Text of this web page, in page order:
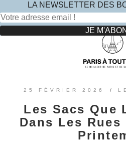
Rechercher :
Skip
OÙ MANGER DANS LE MARAIS
OÙ MANGER DANS PARIS 5 -
OÙ MANGER DANS LE 15ÈME
OÙ MANGER DANS PARIS
VOYAGES
SORTIES ENFANTS
PARCS ATTRACTION
CONTACTEZ-NOUS
25 FÉVRIER 2026 /
Les Sacs Que
Dans Les Rues
LA NEWSLETTER DES